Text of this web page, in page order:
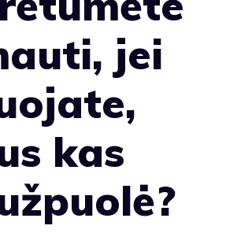
jei
kas